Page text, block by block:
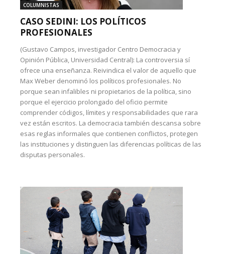
COLUMNISTAS
CASO SEDINI: LOS POLÍTICOS
PROFESIONALES
(Gustavo Campos, investigador Centro Democracia y
Opinión Pública, Universidad Central): La controversia sí
ofrece una enseñanza. Reivindica el valor de aquello que
Max Weber denominó los políticos profesionales. No
porque sean infalibles ni propietarios de la política, sino
porque el ejercicio prolongado del oficio permite
comprender códigos, límites y responsabilidades que rara
vez están escritos. La democracia también descansa sobre
esas reglas informales que contienen conflictos, protegen
las instituciones y distinguen las diferencias políticas de las
disputas personales.